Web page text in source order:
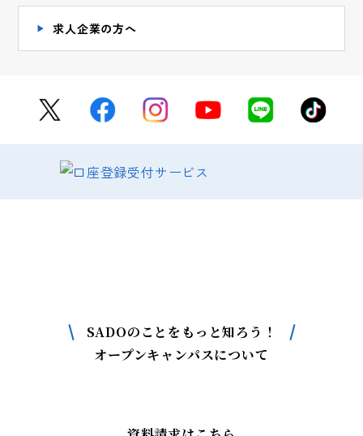
求人企業の方へ
SADOのことをもっと知ろう！
オープンキャンパスについて